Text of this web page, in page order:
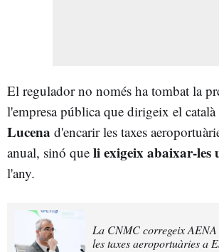
El regulador no només ha tombat la
l'empresa pública que dirigeix el català
Lucena d'encarir les taxes
anual, sinó que li exigeix abaixar-les
l'any.
La CNMC corregeix
les taxes aeroportuàries a